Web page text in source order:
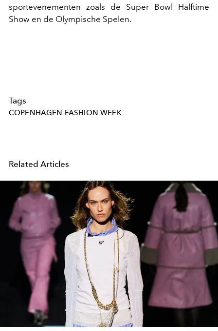
sportevenementen zoals de Super Bowl Halftime
Show en de Olympische Spelen.
Tags
COPENHAGEN FASHION WEEK
Related Articles